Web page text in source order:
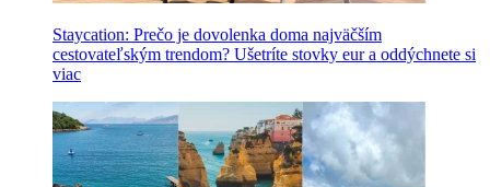
Staycation: Prečo je dovolenka doma najväčším
cestovateľským trendom? Ušetríte stovky eur a oddýchnete si
viac